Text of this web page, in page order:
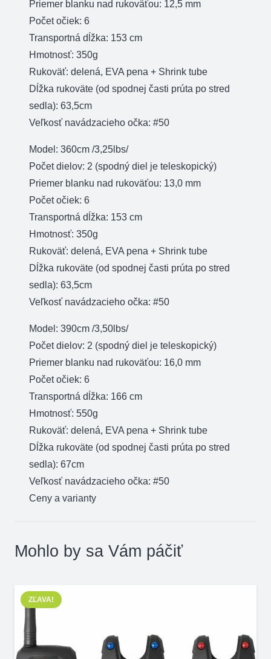
Priemer blanku nad rukoväťou: 12,5 mm
Počet očiek: 6
Transportná dĺžka: 153 cm
Hmotnosť: 350g
Rukoväť: delená, EVA pena + Shrink tube
Dĺžka rukoväte (od spodnej časti prúta po stred
sedla): 63,5cm
Veľkosť navádzacieho očka: #50
Model: 360cm /3,25lbs/
Počet dielov: 2 (spodný diel je teleskopický)
Priemer blanku nad rukoväťou: 13,0 mm
Počet očiek: 6
Transportná dĺžka: 153 cm
Hmotnosť: 350g
Rukoväť: delená, EVA pena + Shrink tube
Dĺžka rukoväte (od spodnej časti prúta po stred
sedla): 63,5cm
Veľkosť navádzacieho očka: #50
Model: 390cm /3,50lbs/
Počet dielov: 2 (spodný diel je teleskopický)
Priemer blanku nad rukoväťou: 16,0 mm
Počet očiek: 6
Transportná dĺžka: 166 cm
Hmotnosť: 550g
Rukoväť: delená, EVA pena + Shrink tube
Dĺžka rukoväte (od spodnej časti prúta po stred
sedla): 67cm
Veľkosť navádzacieho očka: #50
Ceny a varianty
Mohlo by sa Vám páčiť
ZĽAVA!